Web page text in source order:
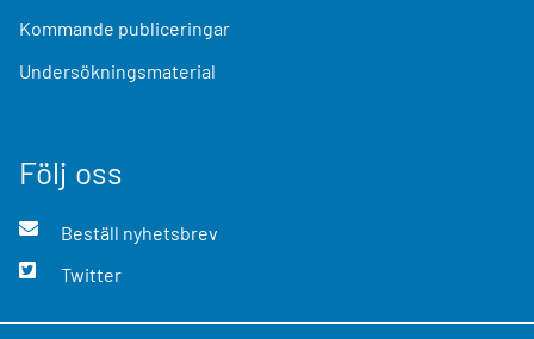
Kommande publiceringar
Undersökningsmaterial
Följ oss
Beställ nyhetsbrev
Twitter